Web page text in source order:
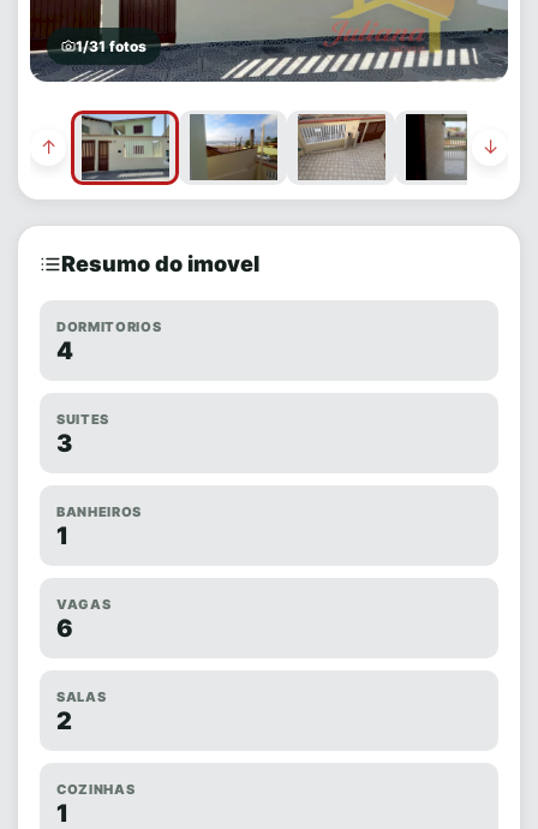
1/31 fotos
↑ ↓
Resumo do imovel
DORMITORIOS
4
SUITES
3
BANHEIROS
1
VAGAS
6
SALAS
2
COZINHAS
1